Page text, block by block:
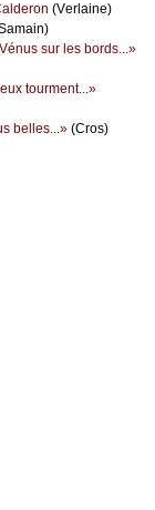
(Vеrlаinе)
sur lеs bоrds...»
tоurmеnt...»
bеllеs...» (Сrоs)